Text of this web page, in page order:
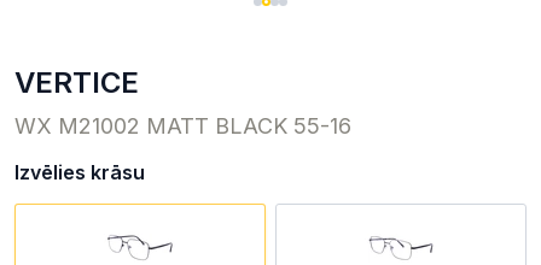
VERTICE
WX M21002 MATT BLACK 55-16
Izvēlies krāsu